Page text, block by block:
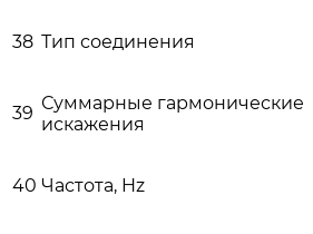
38 Тип соединения
39 Суммарные гармонические
искажения
40 Частота, Hz